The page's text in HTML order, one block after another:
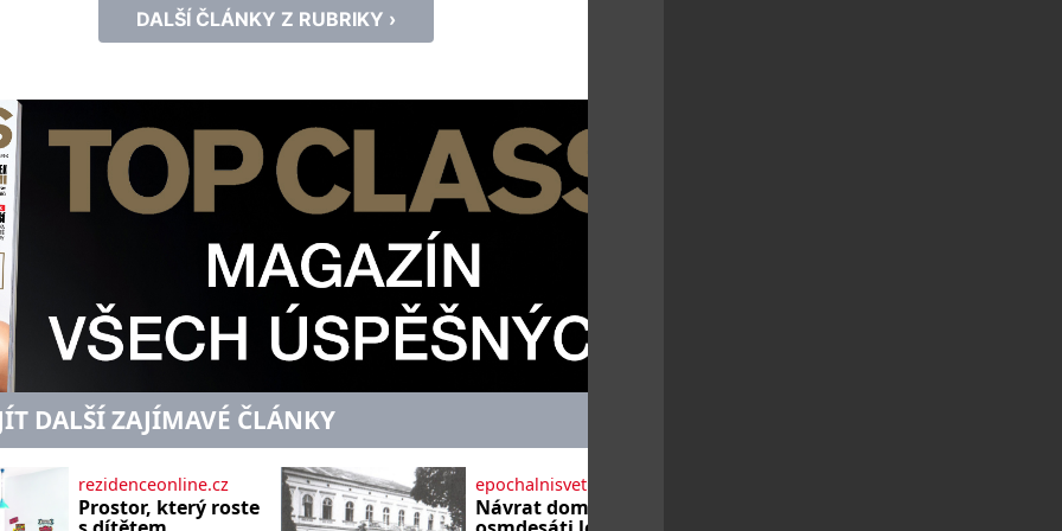
DALŠÍ ČLÁNKY Z RUBRIKY ›
DALŠÍ ZAJÍMAVÉ ČLÁNKY
rezidenceonline.cz
Prostor, který roste
epochalnisvet.cz
Návrat domů po